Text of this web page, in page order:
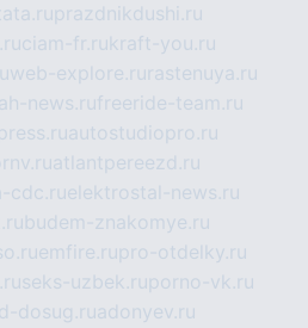
prazdnikdushi.ru
ciam-fr.rukraft-you.ru
web-explore.ru rastenuya.ru
news.rufreeride-team.ru
autostudiopro.ru
atlantpereezd.ru
cdc.ruelektrostal-news.ru
budem-znakomye.ru
emfire.rupro-otdelky.ru
seks-uzbek.ruporno-vk.ru
dosug.ruadonyev.ru